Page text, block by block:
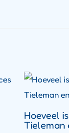
Hoeveel
Tieleman